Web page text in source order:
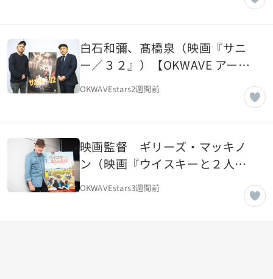
白石和彌、髙橋泉（映画『サニ
ー／３２』）【OKWAVE アーカ
イブ｜2018年2月取材】
OKWAVEstars2週間前
映画監督 ギリーズ・マッキノ
ン（映画『ウイスキーと２人の
花嫁』）【OKWAVE アーカイブ
｜2018年2月取材】
OKWAVEstars3週間前